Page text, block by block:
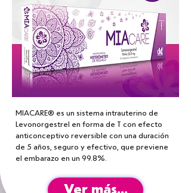
MIACARE® es un sistema intrauterino de
Levonorgestrel en forma de T con efecto
anticonceptivo reversible con una duración
de 5 años, seguro y efectivo, que previene
el embarazo en un 99.8%.